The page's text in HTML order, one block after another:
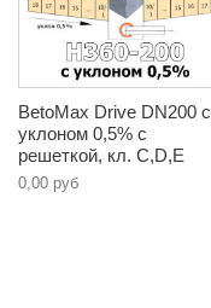
BetoMax Drive DN200 с
уклоном 0,5% с
решеткой, кл. C,D,E
0,00 руб